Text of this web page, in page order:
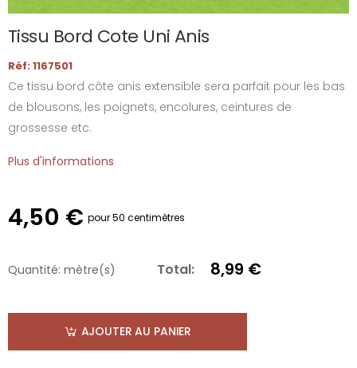
Tissu Bord Cote Uni Anis
Réf: 1167501
Ce tissu bord côte anis extensible sera parfait pour les bas
de blousons, les poignets, encolures, ceintures de
grossesse etc.
Plus d'informations
4,50 € pour 50 centimètres
Quantité: mètre(s) Total: 8,99 €
AJOUTER AU PANIER